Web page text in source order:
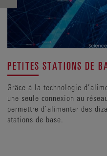
PETITES STATIONS DE
Grâce à la technologie
une seule connexion au
permettre d’alimenter des
stations de base.